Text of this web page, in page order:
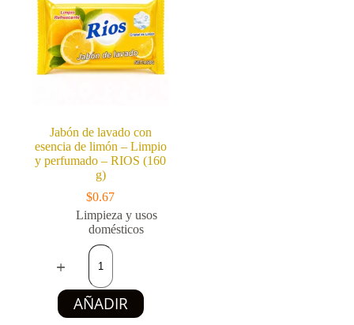
y
perfumado
-
RIOS
(160
g)
Jabón de lavado con
esencia de limón – Limpio
y perfumado – RIOS (160
g)
$0.67
Limpieza y usos
domésticos
Jabón
de
lavado
con
esencia
de
AÑADIR